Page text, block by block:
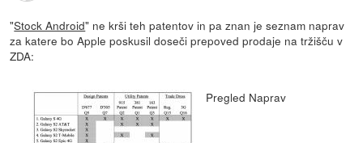
"Stock Android" ne krši teh patentov in pa znan je seznam naprav
za katere bo Apple poskusil doseči prepoved prodaje na tržišču v
ZDA:
Pregled Naprav